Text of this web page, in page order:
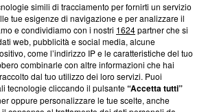
informazioni trasparenti su Blasting
editoriali e su come ci impegniamo a
Inoltre, afferma la nostra aderenza a
with Integrity’Blasting News non è
ma ha richiesto di farne
ha ancora effettuato una verifica di
simili di tracciamento per fornirti un servizio
tue esigenze di navigazione e per analizzare il
e condividiamo con i nostri 1624partner che si
web, pubblicità e social media, alcune
come l’indirizzo IP e le caratteristiche del tuo
combinarle con altre informazioni che hai
dal tuo utilizzo dei loro servizi. Puoi
tecnologie cliccando il pulsante“Accetta tutti”
oppure personalizzare le tue scelte, anche